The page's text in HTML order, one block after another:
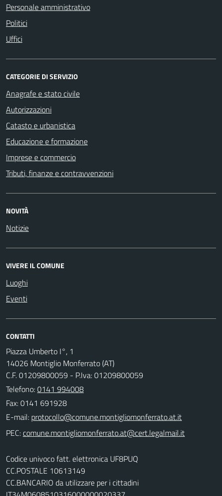
Personale amministrativo
Politici
Uffici
CATEGORIE DI SERVIZIO
Anagrafe e stato civile
Autorizzazioni
Catasto e urbanistica
Educazione e formazione
Imprese e commercio
Tributi, finanze e contravvenzioni
NOVITÀ
Notizie
VIVERE IL COMUNE
Luoghi
Eventi
CONTATTI
Piazza Umberto I°, 1
14026 Montiglio Monferrato (AT)
C.F. 01209800059 - P.Iva: 01209800059
Telefono:0141 994008
Fax: 0141 691928
E-mail:
PEC:
Codice univoco fatt. elettronica UF8PUQ
CC.POSTALE 10613149
CC.BANCARIO da utilizzare per i cittadini